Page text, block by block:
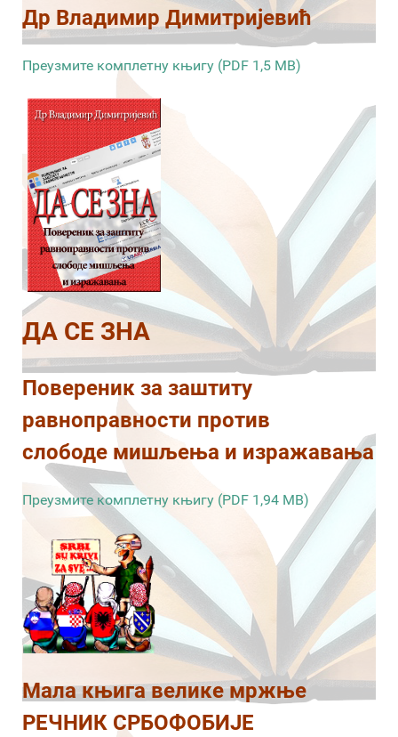
Др Владимир Димитријевић
Преузмите комплетну књигу (PDF 1,5 MB)
ДА СЕ ЗНА
Повереник за заштиту
равноправности против
слободе мишљења и изражавања
Преузмите комплетну књигу (PDF 1,94 MB)
Мала књига велике мржње
РЕЧНИК СРБОФОБИЈЕ